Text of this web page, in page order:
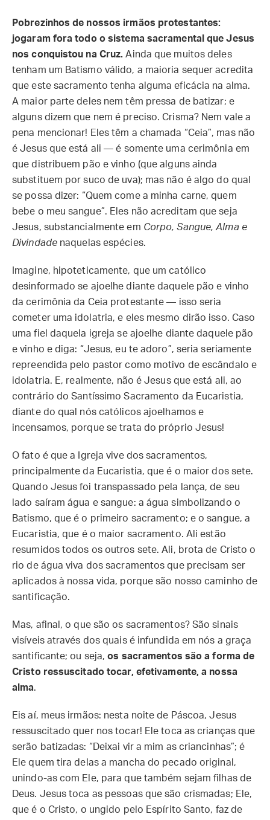
Pobrezinhos de nossos irmãos protestantes:
jogaram fora todo o sistema sacramental que Jesus
nos conquistou na Cruz. Ainda que muitos deles
tenham um Batismo válido, a maioria sequer acredita
que este sacramento tenha alguma eficácia na alma.
A maior parte deles nem têm pressa de batizar; e
alguns dizem que nem é preciso. Crisma? Nem vale a
pena mencionar! Eles têm a chamada “Ceia”, mas não
é Jesus que está ali — é somente uma cerimônia em
que distribuem pão e vinho (que alguns ainda
substituem por suco de uva); mas não é algo do qual
se possa dizer: “Quem come a minha carne, quem
bebe o meu sangue”. Eles não acreditam que seja
Jesus, substancialmente em Corpo, Sangue, Alma e
Divindadenaquelas espécies.
Imagine, hipoteticamente, que um católico
desinformado se ajoelhe diante daquele pão e vinho
da cerimônia da Ceia protestante — isso seria
cometer uma idolatria, e eles mesmo dirão isso. Caso
uma fiel daquela igreja se ajoelhe diante daquele pão
e vinho e diga: “Jesus, eu te adoro”, seria seriamente
repreendida pelo pastor como motivo de escândalo e
idolatria. E, realmente, não é Jesus que está ali, ao
contrário do Santíssimo Sacramento da Eucaristia,
diante do qual nós católicos ajoelhamos e
incensamos, porque se trata do próprio Jesus!
O fato é que a Igreja vive dos sacramentos,
principalmente da Eucaristia, que é o maior dos sete.
Quando Jesus foi transpassado pela lança, de seu
lado saíram água e sangue: a água simbolizando o
Batismo, que é o primeiro sacramento; e o sangue, a
Eucaristia, que é o maior sacramento. Ali estão
resumidos todos os outros sete. Ali, brota de Cristo o
rio de água viva dos sacramentos que precisam ser
aplicados à nossa vida, porque são nosso caminho de
santificação.
Mas, afinal, o que são os sacramentos? São sinais
visíveis através dos quais é infundida em nós a graça
santificante; ou seja,os sacramentos são a forma de
Cristo ressuscitado tocar, efetivamente, a nossa
alma.
Eis aí, meus irmãos: nesta noite de Páscoa, Jesus
ressuscitado quer nos tocar! Ele toca as crianças que
serão batizadas: “Deixai vir a mim as criancinhas”; é
Ele quem tira delas a mancha do pecado original,
unindo-as com Ele, para que também sejam filhas de
Deus. Jesus toca as pessoas que são crismadas; Ele,
que é o Cristo, o ungido pelo Espírito Santo, faz de